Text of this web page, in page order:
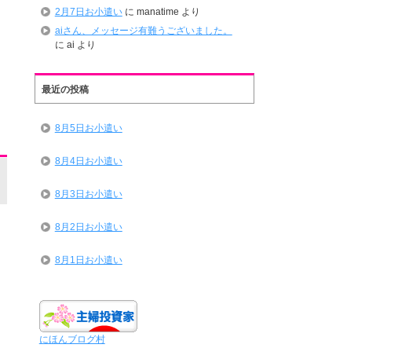
2月7日お小遣いに manatime より
aiさん、メッセージ有難うございました。
に ai より
最近の投稿
8月5日お小遣い
8月4日お小遣い
8月3日お小遣い
8月2日お小遣い
8月1日お小遣い
にほんブログ村